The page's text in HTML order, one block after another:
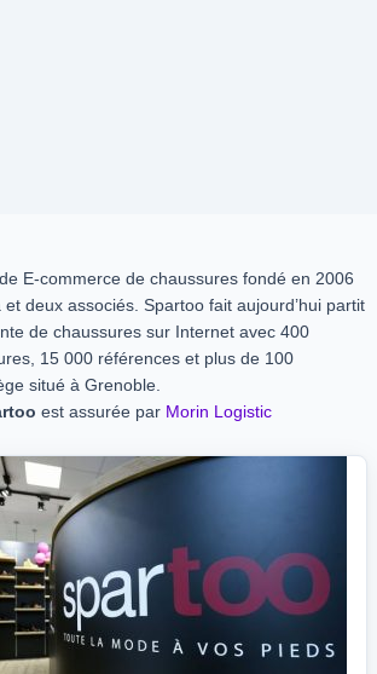
E-commerce de chaussures fondé en 2006
deux associés. Spartoo fait aujourd’hui partit
de chaussures sur Internet avec 400
15 000 références et plus de 100
situé à Grenoble.
est assurée par Morin Logistic